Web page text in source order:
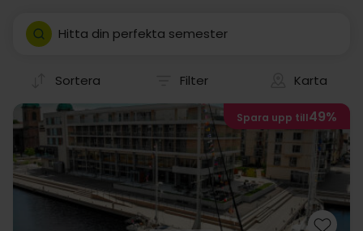
Hitta din perfekta semester
Sortera Filter Karta
Spara upp till49%